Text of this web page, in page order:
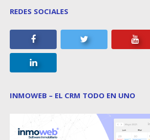
REDES SOCIALES
INMOWEB – EL CRM TODO EN UNO